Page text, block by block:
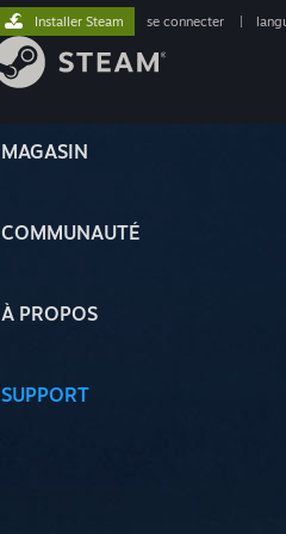
MAGASIN
COMMUNAUTÉ
À PROPOS
SUPPORT
Installer Steam se connecter